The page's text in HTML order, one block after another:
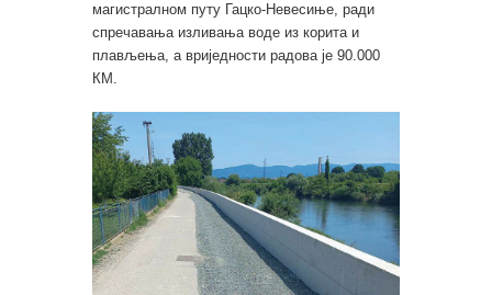
магистралном путу Гацко-Невесиње, ради
спречавања изливања воде из корита и
плављења, а вриједности радова је 90.000
КМ.